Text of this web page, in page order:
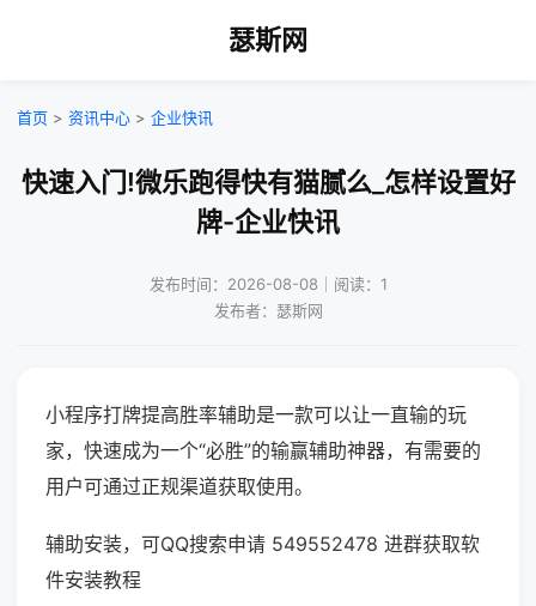
瑟斯网
首页 > 资讯中心 > 企业快讯
快速入门!微乐跑得快有猫腻么_怎样设置好
牌-企业快讯
发布时间：2026-08-08｜阅读：1
发布者：瑟斯网
小程序打牌提高胜率辅助是一款可以让一直输的玩
家，快速成为一个“必胜”的输赢辅助神器，有需要的
用户可通过正规渠道获取使用。
辅助安装，可QQ搜索申请 549552478 进群获取软
件安装教程